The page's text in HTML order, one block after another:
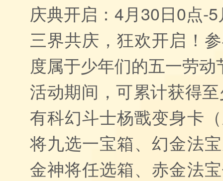
庆典开启：4月30日0点-
三界共庆，狂欢开启！
度属于少年们的五一劳动
活动期间，可累计获得
有科幻斗士杨戬变身卡
将九选一宝箱、幻金法
金神将任选箱、赤金法